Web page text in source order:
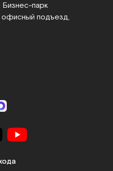
офисный подъезд,